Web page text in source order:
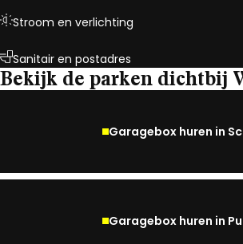
Stroom en verlichting
Sanitair en postadres
Bekijk de parken dichtbij
Garagebox huren in
Garagebox huren in